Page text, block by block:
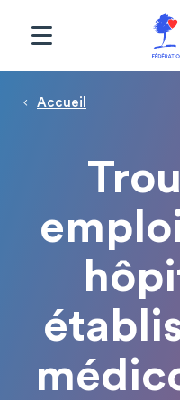
Page
Fil d'Ariane
Accueil
Panneau de gestion